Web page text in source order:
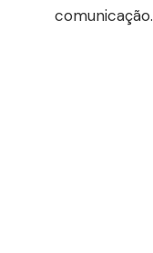
comunicação.